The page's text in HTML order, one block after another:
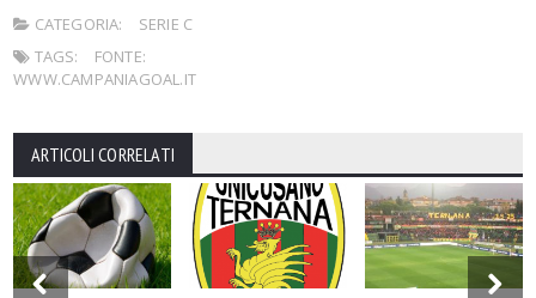
CATEGORIA:
SERIE C
TAGS:
FONTE:
WWW.CAMPANIAGOAL.IT
ARTICOLI CORRELATI